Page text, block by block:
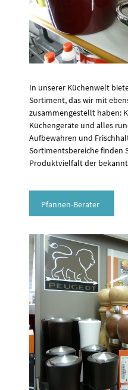
In unserer Küchenwelt
Sortiment, das wir mit
zusammengestellt haben:
Küchengeräte und alles
Aufbewahren und
Sortimentsbereiche finden
Produktvielfalt der
Pfannen-Berater